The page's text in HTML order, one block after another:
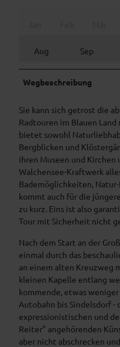
Aug Sep
Wegbeschreibung
Sie kann sich getrost die
Radtouren im Blauen Land
bietet sowohl
Bergblicken und
ihren Museen und Kirchen
Walchensee-Kraftwerk
Bademöglichkeiten,
kommt auch für die
zu kurz. Eins ist also
Tour mit Sicherheit nicht
Nach dem Start an der
einmal durch das
an einem alten Kreuzweg
kleinen Kapelle entlang
kommende, etwas
Autobahn bis Sindelsdorf
expressionistischen und
Reiter" angehörenden
aber nicht abschrecken